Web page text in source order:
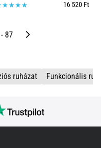
16 520 Ft
87 Következő
ruházat Funkcionális